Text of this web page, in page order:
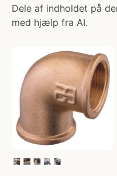
Dele af indholdet på
med hjælp fra AI.